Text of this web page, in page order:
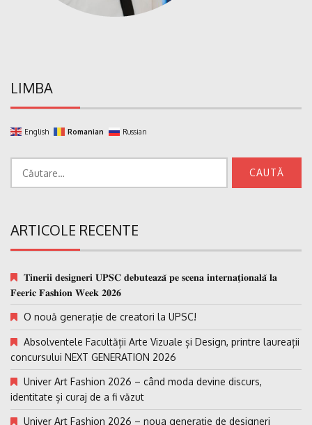
LIMBA
English Romanian Russian
după:
ARTICOLE RECENTE
𝐓𝐢𝐧𝐞𝐫𝐢𝐢 𝐝𝐞𝐬𝐢𝐠𝐧𝐞𝐫𝐢 𝐔𝐏𝐒𝐂 𝐝𝐞𝐛𝐮𝐭𝐞𝐚𝐳𝐚̆ 𝐩𝐞 𝐬𝐜𝐞𝐧𝐚 𝐢𝐧𝐭𝐞𝐫𝐧𝐚𝐭̗𝐢𝐨𝐧𝐚𝐥𝐚̆ 𝐥𝐚
𝐅𝐞𝐞𝐫𝐢𝐜 𝐅𝐚𝐬𝐡𝐢𝐨𝐧 𝐖𝐞𝐞𝐤 𝟐𝟎𝟐𝟔
O nouă generație de creatori la UPSC!
Absolventele Facultății Arte Vizuale și Design, printre laureații
concursului NEXT GENERATION 2026
Univer Art Fashion 2026 – când moda devine discurs,
identitate și curaj de a fi văzut
Univer Art Fashion 2026 – noua generație de designeri